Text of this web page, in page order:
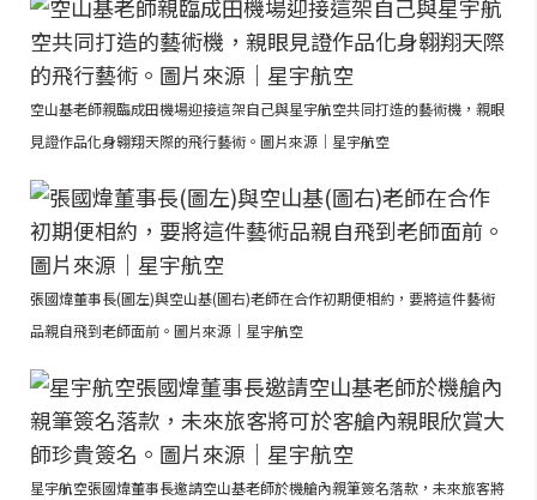
空山基老師親臨成田機場迎接這架自己與星宇航空共同打造的藝術機，親眼
見證作品化身翱翔天際的飛行藝術。圖片來源｜星宇航空
張國煒董事長(圖左)與空山基(圖右)老師在合作初期便相約，要將這件藝術
品親自飛到老師面前。圖片來源｜星宇航空
星宇航空張國煒董事長邀請空山基老師於機艙內親筆簽名落款，未來旅客將